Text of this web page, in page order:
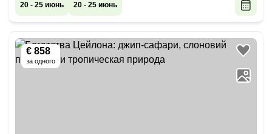
20 - 25 июнь 20 - 25 июнь
€ 858
за одного